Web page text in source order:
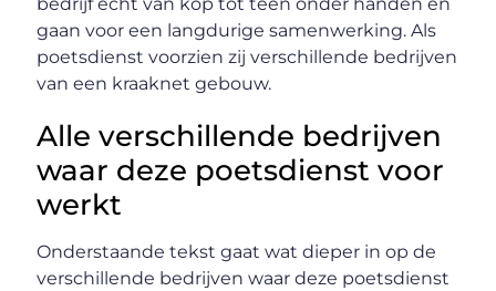
gaan voor een langdurige samenwerking. Als
poetsdienst voorzien zij verschillende bedrijven
van een kraaknet gebouw.
Alle verschillende bedrijven
waar deze poetsdienst voor
werkt
Onderstaande tekst gaat wat dieper in op de
verschillende bedrijven waar deze poetsdienst